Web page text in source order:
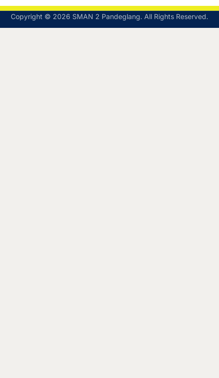
Copyright © 2026 SMAN 2 Pandeglang. All Rights Reserved.